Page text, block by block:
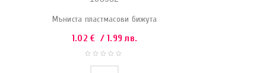
Мъниста пластмасови бижута
1.02€ / 1.99 лв.